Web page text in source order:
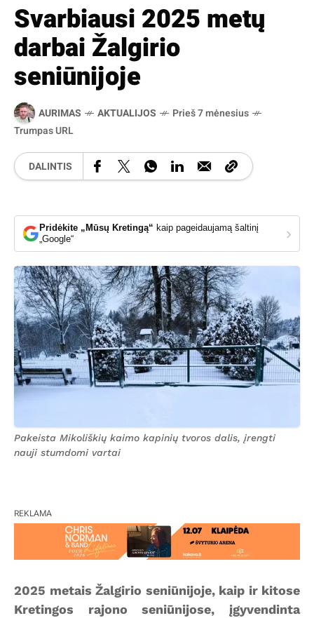
Svarbiausi 2025 metų
darbai Žalgirio
seniūnijoje
AURIMAS AKTUALIJOS
Prieš 7 mėnesius
Trumpas URL
DALINTIS
Pridėkite „Mūsų Kretingą“ kaip pageidaujamą šaltinį
„Google“
›
Pakeista Mikoliškių kaimo kapinių tvoros dalis, įrengti
nauji stumdomi vartai
REKLAMA
2025 metais Žalgirio seniūnijoje, kaip ir kitose
Kretingos rajono seniūnijose, įgyvendinta